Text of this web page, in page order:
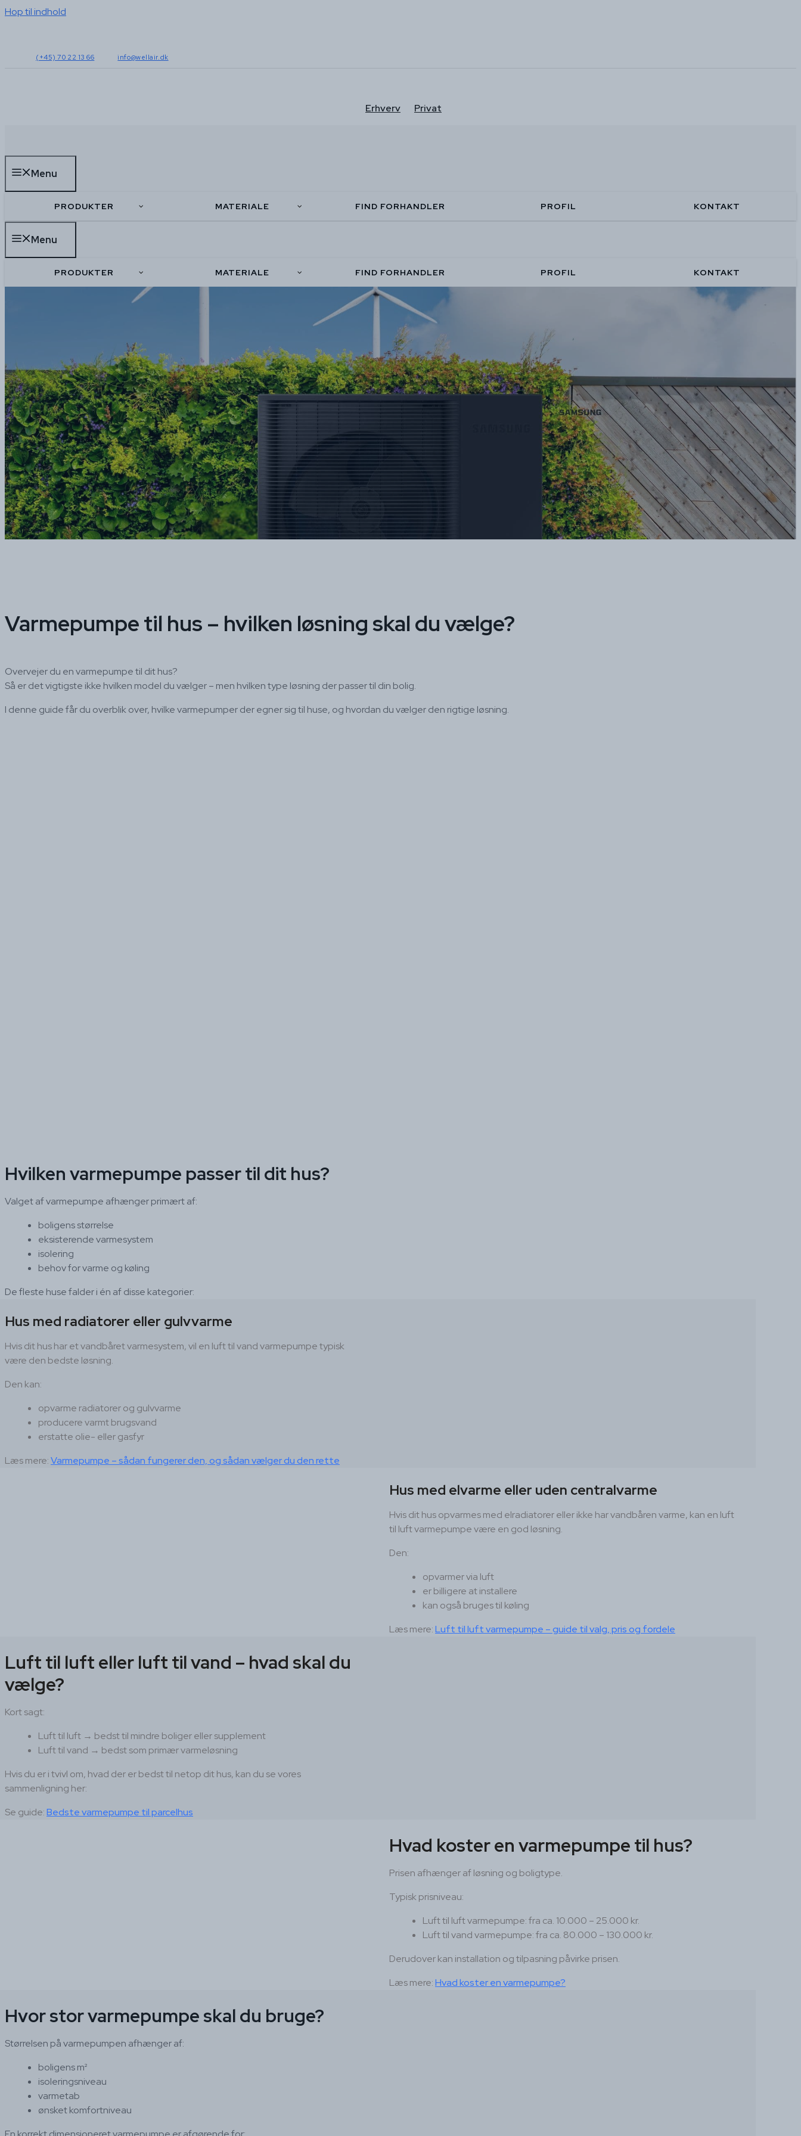
Hop til indhold
(+45) 70 22 13 66 info@wellair.dk
Erhverv Privat
Menu
PRODUKTER MATERIALE FIND FORHANDLER PROFIL KONTAKT
Menu
PRODUKTER MATERIALE FIND FORHANDLER PROFIL KONTAKT
Varmepumpe til hus – hvilken løsning skal du vælge?
Overvejer du en varmepumpe til dit hus?
Så er det vigtigste ikke hvilken model du vælger – men hvilken type løsning der passer til din bolig.
I denne guide får du overblik over, hvilke varmepumper der egner sig til huse, og hvordan du vælger den rigtige løsning.
Hvilken varmepumpe passer til dit hus?
Valget af varmepumpe afhænger primært af:
boligens størrelse
eksisterende varmesystem
isolering
behov for varme og køling
De fleste huse falder i én af disse kategorier:
Hus med radiatorer eller gulvvarme
Hvis dit hus har et vandbåret varmesystem, vil en luft til vand varmepumpe typisk
være den bedste løsning.
Den kan:
opvarme radiatorer og gulvvarme
producere varmt brugsvand
erstatte olie- eller gasfyr
Læs mere:Varmepumpe – sådan fungerer den, og sådan vælger du den rette
Hus med elvarme eller uden centralvarme
Hvis dit hus opvarmes med elradiatorer eller ikke har vandbåren varme, kan en luft
til luft varmepumpe være en god løsning.
Den:
opvarmer via luft
er billigere at installere
kan også bruges til køling
Læs mere:Luft til luft varmepumpe – guide til valg, pris og fordele
Luft til luft eller luft til vand – hvad skal du
vælge?
Kort sagt:
Luft til luft → bedst til mindre boliger eller supplement
Luft til vand → bedst som primær varmeløsning
Hvis du er i tvivl om, hvad der er bedst til netop dit hus, kan du se vores
sammenligning her:
Se guide:Bedste varmepumpe til parcelhus
Hvad koster en varmepumpe til hus?
Prisen afhænger af løsning og boligtype.
Typisk prisniveau:
Luft til luft varmepumpe: fra ca. 10.000 – 25.000 kr.
Luft til vand varmepumpe: fra ca. 80.000 – 130.000 kr.
Derudover kan installation og tilpasning påvirke prisen.
Læs mere:Hvad koster en varmepumpe?
Hvor stor varmepumpe skal du bruge?
Størrelsen på varmepumpen afhænger af:
boligens m²
isoleringsniveau
varmetab
ønsket komfortniveau